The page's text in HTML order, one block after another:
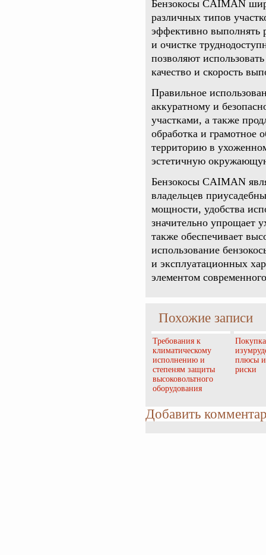
Бензокосы CAIMAN
различных типов
эффективно выполнять
и очистке
позволяют
качество и скорость
Правильное
аккуратному и
участками, а также
обработка и грамотное
территорию в
эстетичную
Бензокосы CAIMAN
владельцев
мощности, удобства
значительно упрощает
также обеспечивает
использование
и эксплуатационных
элементом
Похожие записи
Требования к
климатическому
исполнению и
степеням защиты
высоковольтного
оборудования
плюсы
риски
Добавить